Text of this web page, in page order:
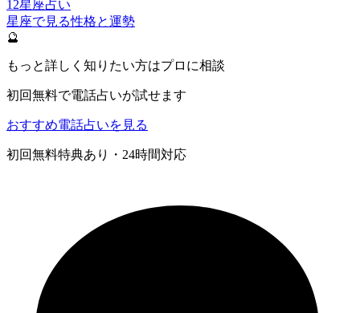
12星座占い
星座で見る性格と運勢
🔮
もっと詳しく知りたい方はプロに相談
初回無料で電話占いが試せます
おすすめ電話占いを見る
初回無料特典あり・24時間対応